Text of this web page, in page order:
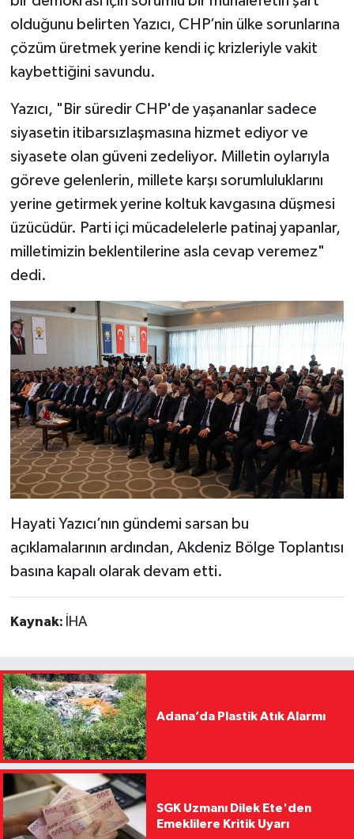
olduğunu belirten Yazıcı, CHP’nin ülke sorunlarına
çözüm üretmek yerine kendi iç krizleriyle vakit
kaybettiğini savundu.
Yazıcı, "Bir süredir CHP'de yaşananlar sadece
siyasetin itibarsızlaşmasına hizmet ediyor ve
siyasete olan güveni zedeliyor. Milletin oylarıyla
göreve gelenlerin, millete karşı sorumluluklarını
yerine getirmek yerine koltuk kavgasına düşmesi
üzücüdür. Parti içi mücadelelerle patinaj yapanlar,
milletimizin beklentilerine asla cevap veremez"
dedi.
Hayati Yazıcı’nın gündemi sarsan bu
açıklamalarının ardından, Akdeniz Bölge Toplantısı
basına kapalı olarak devam etti.
Kaynak: İHA
Adana’da Plastik Atık Alarmı
SGK Uzmanı Dilek Ete'den
Emeklilere Kritik Uyarı